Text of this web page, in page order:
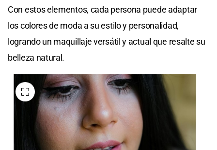
Con estos elementos, cada persona puede adaptar
los colores de moda a su estilo y personalidad,
logrando un maquillaje versátil y actual que resalte su
belleza natural.